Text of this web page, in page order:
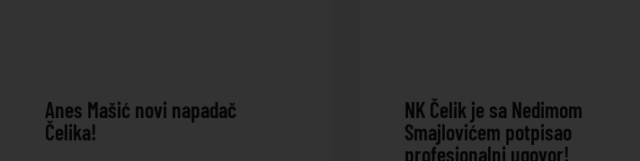
Anes Mašić novi napadač
Čelika!
NK Čelik je sa Nedimom
Smajlovićem potpisao
profesionalni ugovor!